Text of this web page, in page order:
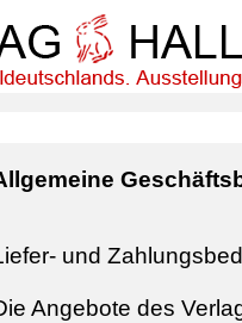
und
Angebote des